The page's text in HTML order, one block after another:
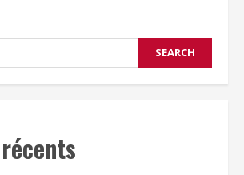
SEARCH